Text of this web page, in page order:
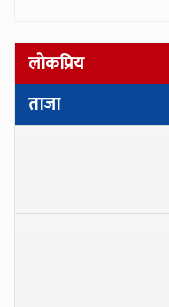
लोकप्रिय
ताजा